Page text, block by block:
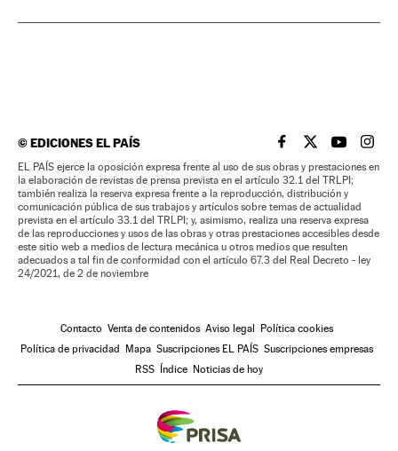
©EDICIONES EL PAÍS EL PAÍS BRASIL EN
EL PAÍSEL PAÍS
EL
EL PAÍS ejerce la oposición expresa frente al uso de sus obras y prestaciones en
la elaboración de revistas de prensa prevista en el artículo 32.1 del TRLPI;
también realiza la reserva expresa frente a la reproducción, distribución y
comunicación pública de sus trabajos y artículos sobre temas de actualidad
prevista en el artículo 33.1 del TRLPI; y, asimismo, realiza una reserva expresa
de las reproducciones y usos de las obras y otras prestaciones accesibles desde
este sitio web a medios de lectura mecánica u otros medios que resulten
adecuados a tal fin de conformidad con el artículo 67.3 del Real Decreto - ley
24/2021, de 2 de noviembre
Contacto Venta de contenidos Aviso legal
Política cookies
Política de privacidad
Mapa Suscripciones EL PAÍS Suscripciones empresas
RSS
Índice Noticias de hoy